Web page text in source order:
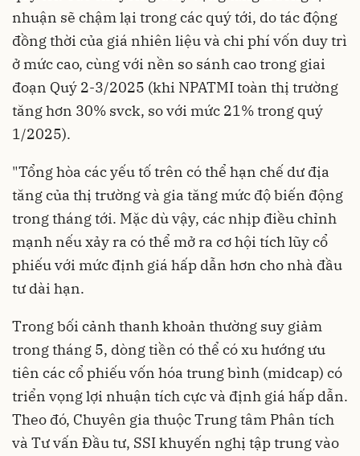
nhuận sẽ chậm lại trong các quý tới, do tác động
đồng thời của giá nhiên liệu và chi phí vốn duy trì
ở mức cao, cùng với nền so sánh cao trong giai
đoạn Quý 2-3/2025 (khi NPATMI toàn thị trường
tăng hơn 30% svck, so với mức 21% trong quý
1/2025).
"Tổng hòa các yếu tố trên có thể hạn chế dư địa
tăng của thị trường và gia tăng mức độ biến động
trong tháng tới. Mặc dù vậy, các nhịp điều chỉnh
mạnh nếu xảy ra có thể mở ra cơ hội tích lũy cổ
phiếu với mức định giá hấp dẫn hơn cho nhà đầu
tư dài hạn.
Trong bối cảnh thanh khoản thường suy giảm
trong tháng 5, dòng tiền có thể có xu hướng ưu
tiên các cổ phiếu vốn hóa trung bình (midcap) có
triển vọng lợi nhuận tích cực và định giá hấp dẫn.
Theo đó, Chuyên gia thuộc Trung tâm Phân tích
và Tư vấn Đầu tư, SSI khuyến nghị tập trung vào